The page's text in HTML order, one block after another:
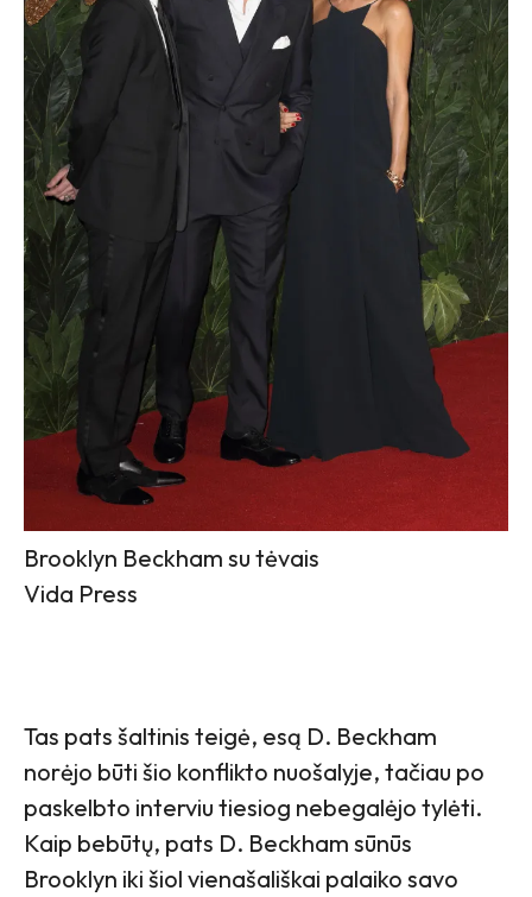
Brooklyn Beckham su tėvais
Vida Press
Tas pats šaltinis teigė, esą D. Beckham
norėjo būti šio konflikto nuošalyje, tačiau po
paskelbto interviu tiesiog nebegalėjo tylėti.
Kaip bebūtų, pats D. Beckham sūnūs
Brooklyn iki šiol vienašališkai palaiko savo